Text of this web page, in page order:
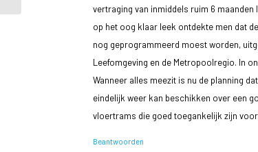
vertraging van inmiddels ruim 6
op het oog klaar leek ontdekte men dat
nog geprogrammeerd moest worden,
Leefomgeving en de Metropoolregio. In
Wanneer alles meezit is nu de planning
eindelijk weer kan beschikken over een
vloertrams die goed toegankelijk zijn
Beantwoorden